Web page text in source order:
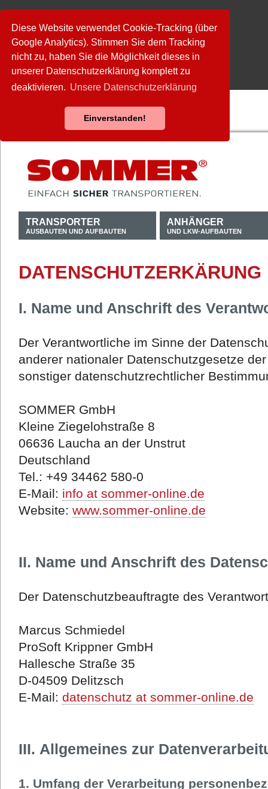
Diese Website verwendet Cookie-Tracking (über
Google Analytics). Stimmen Sie dem Tracking
nicht zu, haben Sie die Möglichkeit dieses in
unserer Datenschutzerklärung komplett zu
deaktivieren. Unsere Datenschutzerklärung
Einverstanden!
TRANSPORTER
AUSBAUTEN UND AUFBAUTEN
ANHÄNGER
UND LKW-AUFBAUTEN
DATENSCHUTZERKÄRUNG
I. Name und Anschrift des
Der Verantwortliche im Sinne der
anderer nationaler Datenschutzgesetze
sonstiger datenschutzrechtlicher
SOMMER GmbH
Kleine Ziegelohstraße 8
06636 Laucha an der Unstrut
Deutschland
Tel.: +49 34462 580-0
E-Mail: info at sommer-online.de
Website: www.sommer-online.de
II. Name und Anschrift des
Der Datenschutzbeauftragte des
Marcus Schmiedel
ProSoft Krippner GmbH
Hallesche Straße 35
D-04509 Delitzsch
E-Mail: datenschutz at sommer-online.de
III. Allgemeines zur
1. Umfang der Verarbeitung